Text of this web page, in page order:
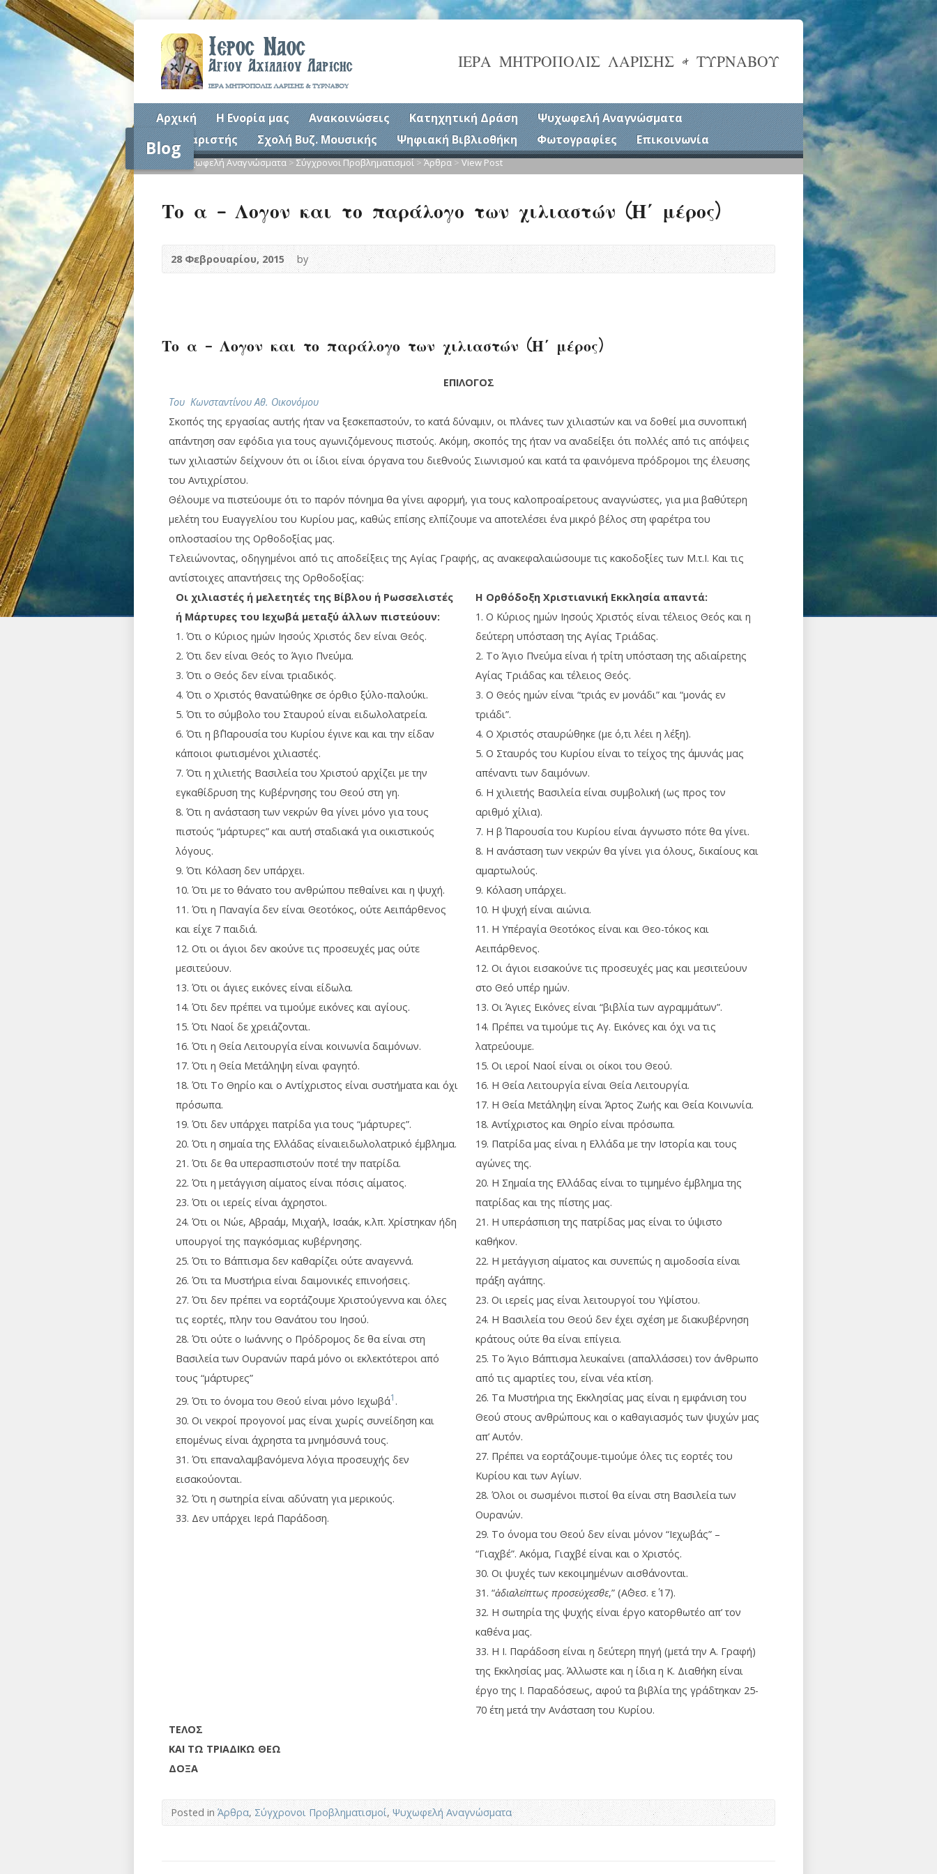
ΙΕΡΑ ΜΗΤΡΟΠΟΛΙΣ ΛΑΡΙΣΗΣ & ΤΥΡΝΑΒΟΥ
Αρχική Η Ενορία μας Ανακοινώσεις Κατηχητική Δράση
Ψυχωφελή Αναγνώσματα
Συναξαριστής
Σχολή Βυζ. Μουσικής Ψηφιακή Βιβλιοθήκη Φωτογραφίες Επικοινωνία
Blog
>Ψυχωφελή Αναγνώσματα>Σύγχρονοι Προβληματισμοί>Άρθρα>View Post
Το α – Λογον και το παράλογο των χιλιαστών (Η΄ μέρος)
28 Φεβρουαρίου, 2015 by
Το α – Λογον και το παράλογο των χιλιαστών (Η΄ μέρος)
ΕΠΙΛΟΓΟΣ
Του Κωνσταντίνου Αθ. Οικονόμου
Σκοπός της εργασίας αυτής ήταν να ξεσκεπαστούν, το κατά δύναμιν, οι πλάνες των χιλιαστών και να δοθεί μια συνοπτική
απάντηση σαν εφόδια για τους αγωνιζόμενους πιστούς. Ακόμη, σκοπός της ήταν να αναδείξει ότι πολλές από τις απόψεις
των χιλιαστών δείχνουν ότι οι ίδιοι είναι όργανα του διεθνούς Σιωνισμού και κατά τα φαινόμενα πρόδρομοι της έλευσης
του Αντιχρίστου.
Θέλουμε να πιστεύουμε ότι το παρόν πόνημα θα γίνει αφορμή, για τους καλοπροαίρετους αναγνώστες, για μια βαθύτερη
μελέτη του Ευαγγελίου του Κυρίου μας, καθώς επίσης ελπίζουμε να αποτελέσει ένα μικρό βέλος στη φαρέτρα του
οπλοστασίου της Ορθοδοξίας μας.
Τελειώνοντας, οδηγημένοι από τις αποδείξεις της Αγίας Γραφής, ας ανακεφαλαιώσουμε τις κακοδοξίες των Μ.τ.Ι. Και τις
αντίστοιχες απαντήσεις της Ορθοδοξίας:
Οι χιλιαστές ή μελετητές της Βίβλου ή Ρωσσελιστές
ή Μάρτυρες του Ιεχωβά μεταξύ άλλων πιστεύουν:
1. Ότι ο Κύριος ημών Ιησούς Χριστός δεν είναι Θεός.
2. Ότι δεν είναι Θεός το Άγιο Πνεύμα.
3. Ότι ο Θεός δεν είναι τριαδικός.
4. Ότι ο Χριστός θανατώθηκε σε όρθιο ξύλο-παλούκι.
5. Ότι το σύμβολο του Σταυρού είναι ειδωλολατρεία.
6. Ότι η β΄Παρουσία του Κυρίου έγινε και και την είδαν
κάποιοι φωτισμένοι χιλιαστές.
7. Ότι η χιλιετής Βασιλεία του Χριστού αρχίζει με την
εγκαθίδρυση της Κυβέρνησης του Θεού στη γη.
8. Ότι η ανάσταση των νεκρών θα γίνει μόνο για τους
πιστούς “μάρτυρες” και αυτή σταδιακά για οικιστικούς
λόγους.
9. Ότι Κόλαση δεν υπάρχει.
10. Ότι με το θάνατο του ανθρώπου πεθαίνει και η ψυχή.
11. Ότι η Παναγία δεν είναι Θεοτόκος, ούτε Αειπάρθενος
και είχε 7 παιδιά.
12. Οτι οι άγιοι δεν ακούνε τις προσευχές μας ούτε
μεσιτεύουν.
13. Ότι οι άγιες εικόνες είναι είδωλα.
14. Ότι δεν πρέπει να τιμούμε εικόνες και αγίους.
15. Ότι Ναοί δε χρειάζονται.
16. Ότι η Θεία Λειτουργία είναι κοινωνία δαιμόνων.
17. Ότι η Θεία Μετάληψη είναι φαγητό.
18. Ότι Το Θηρίο και ο Αντίχριστος είναι συστήματα και όχι
πρόσωπα.
19. Ότι δεν υπάρχει πατρίδα για τους “μάρτυρες”.
20. Ότι η σημαία της Ελλάδας είναιειδωλολατρικό έμβλημα.
21. Ότι δε θα υπερασπιστούν ποτέ την πατρίδα.
22. Ότι η μετάγγιση αίματος είναι πόσις αίματος.
23. Ότι οι ιερείς είναι άχρηστοι.
24. Ότι οι Νώε, Αβραάμ, Μιχαήλ, Ισαάκ, κ.λπ. Χρίστηκαν ήδη
υπουργοί της παγκόσμιας κυβέρνησης.
25. Ότι το Βάπτισμα δεν καθαρίζει ούτε αναγεννά.
26. Ότι τα Μυστήρια είναι δαιμονικές επινοήσεις.
27. Ότι δεν πρέπει να εορτάζουμε Χριστούγεννα και όλες
τις εορτές, πλην του Θανάτου του Ιησού.
28. Ότι ούτε ο Ιωάννης ο Πρόδρομος δε θα είναι στη
Βασιλεία των Ουρανών παρά μόνο οι εκλεκτότεροι από
τους “μάρτυρες”
29. Ότι το όνομα του Θεού είναι μόνο Ιεχωβά1 .
30. Οι νεκροί προγονοί μας είναι χωρίς συνείδηση και
επομένως είναι άχρηστα τα μνημόσυνά τους.
31. Ότι επαναλαμβανόμενα λόγια προσευχής δεν
εισακούονται.
32. Ότι η σωτηρία είναι αδύνατη για μερικούς.
33. Δεν υπάρχει Ιερά Παράδοση.
Η Ορθόδοξη Χριστιανική Εκκλησία απαντά:
1. Ο Κύριος ημών Ιησούς Χριστός είναι τέλειος Θεός και η
δεύτερη υπόσταση της Αγίας Τριάδας.
2. Το Άγιο Πνεύμα είναι ή τρίτη υπόσταση της αδιαίρετης
Αγίας Τριάδας και τέλειος Θεός.
3. Ο Θεός ημών είναι “τριάς εν μονάδι” και “μονάς εν
τριάδι”.
4. Ο Χριστός σταυρώθηκε (με ό,τι λέει η λέξη).
5. Ο Σταυρός του Κυρίου είναι το τείχος της άμυνάς μας
απέναντι των δαιμόνων.
6. Η χιλιετής Βασιλεία είναι συμβολική (ως προς τον
αριθμό χίλια).
7. Η β΄ Παρουσία του Κυρίου είναι άγνωστο πότε θα γίνει.
8. Η ανάσταση των νεκρών θα γίνει για όλους, δικαίους και
αμαρτωλούς.
9. Κόλαση υπάρχει.
10. Η ψυχή είναι αιώνια.
11. Η Υπέραγία Θεοτόκος είναι και Θεο-τόκος και
Αειπάρθενος.
12. Οι άγιοι εισακούνε τις προσευχές μας και μεσιτεύουν
στο Θεό υπέρ ημών.
13. Οι Άγιες Εικόνες είναι “βιβλία των αγραμμάτων”.
14. Πρέπει να τιμούμε τις Αγ. Εικόνες και όχι να τις
λατρεύουμε.
15. Οι ιεροί Ναοί είναι οι οίκοι του Θεού.
16. Η Θεία Λειτουργία είναι Θεία Λειτουργία.
17. Η Θεία Μετάληψη είναι Άρτος Ζωής και Θεία Κοινωνία.
18. Αντίχριστος και Θηρίο είναι πρόσωπα.
19. Πατρίδα μας είναι η Ελλάδα με την Ιστορία και τους
αγώνες της.
20. Η Σημαία της Ελλάδας είναι το τιμημένο έμβλημα της
πατρίδας και της πίστης μας.
21. Η υπεράσπιση της πατρίδας μας είναι το ύψιστο
καθήκον.
22. Η μετάγγιση αίματος και συνεπώς η αιμοδοσία είναι
πράξη αγάπης.
23. Οι ιερείς μας είναι λειτουργοί του Υψίστου.
24. Η Βασιλεία του Θεού δεν έχει σχέση με διακυβέρνηση
κράτους ούτε θα είναι επίγεια.
25. Το Άγιο Βάπτισμα λευκαίνει (απαλλάσσει) τον άνθρωπο
από τις αμαρτίες του, είναι νέα κτίση.
26. Τα Μυστήρια της Εκκλησίας μας είναι η εμφάνιση του
Θεού στους ανθρώπους και ο καθαγιασμός των ψυχών μας
απ’ Αυτόν.
27. Πρέπει να εορτάζουμε-τιμούμε όλες τις εορτές του
Κυρίου και των Αγίων.
28. Όλοι οι σωσμένοι πιστοί θα είναι στη Βασιλεία των
Ουρανών.
29. Το όνομα του Θεού δεν είναι μόνον “Ιεχωβάς” –
“Γιαχβέ”. Ακόμα, Γιαχβέ είναι και ο Χριστός.
30. Οι ψυχές των κεκοιμημένων αισθάνονται.
31. “ἀδιαλείπτως προσεύχεσθε,” (Α΄Θεσ. ε΄ 17).
32. Η σωτηρία της ψυχής είναι έργο κατορθωτέο απ’ τον
καθένα μας.
33. Η Ι. Παράδοση είναι η δεύτερη πηγή (μετά την Α. Γραφή)
της Εκκλησίας μας. Άλλωστε και η ίδια η Κ. Διαθήκη είναι
έργο της Ι. Παραδόσεως, αφού τα βιβλία της γράδτηκαν 25-
70 έτη μετά την Ανάσταση του Κυρίου.
ΤΕΛΟΣ
ΚΑΙ ΤΩ ΤΡΙΑΔΙΚΩ ΘΕΩ
ΔΟΞΑ
Posted inΆρθρα,Σύγχρονοι Προβληματισμοί, Ψυχωφελή Αναγνώσματα